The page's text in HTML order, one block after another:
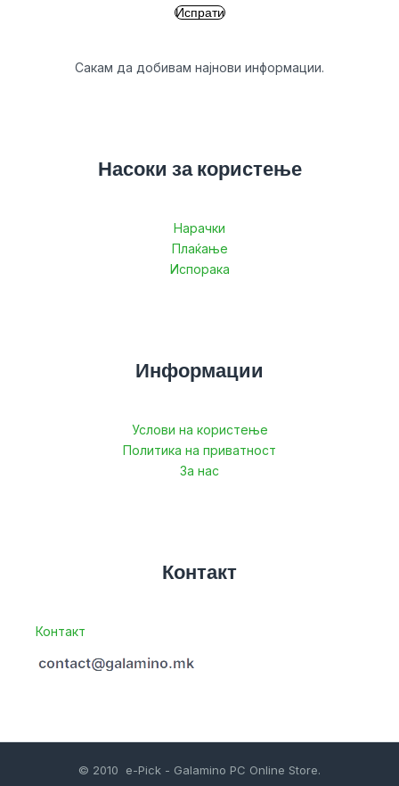
Сакам да добивам најнови информации.
Насоки за користење
Нарачки
Плаќање
Испорака
Информации
Услови на користење
Политика на приватност
За нас
Контакт
Контакт
© 2010 e-Pick - Galamino PC Online Store.